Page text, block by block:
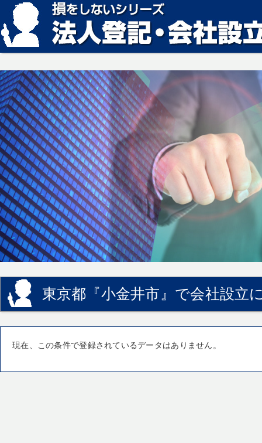
損をしない法人登記・会社設立の方法、見つかります。
東京都『小金井市』で会社設立
現在、この条件で登録されているデータはありません。